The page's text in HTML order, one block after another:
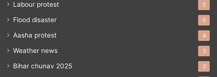
Labour protest 5
Flood disaster 5
Aasha protest 4
Weather news 3
Bihar chunav 2025 3